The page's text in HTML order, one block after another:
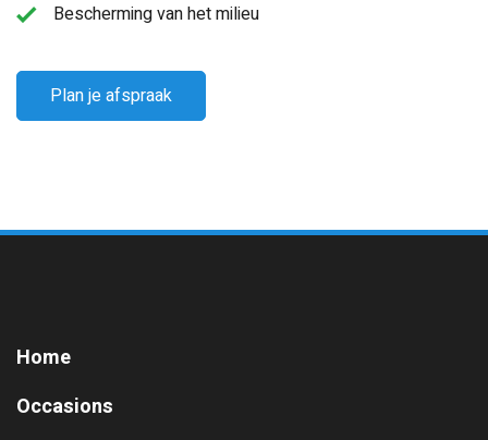
Bescherming van het milieu
Plan je afspraak
Home
Occasions